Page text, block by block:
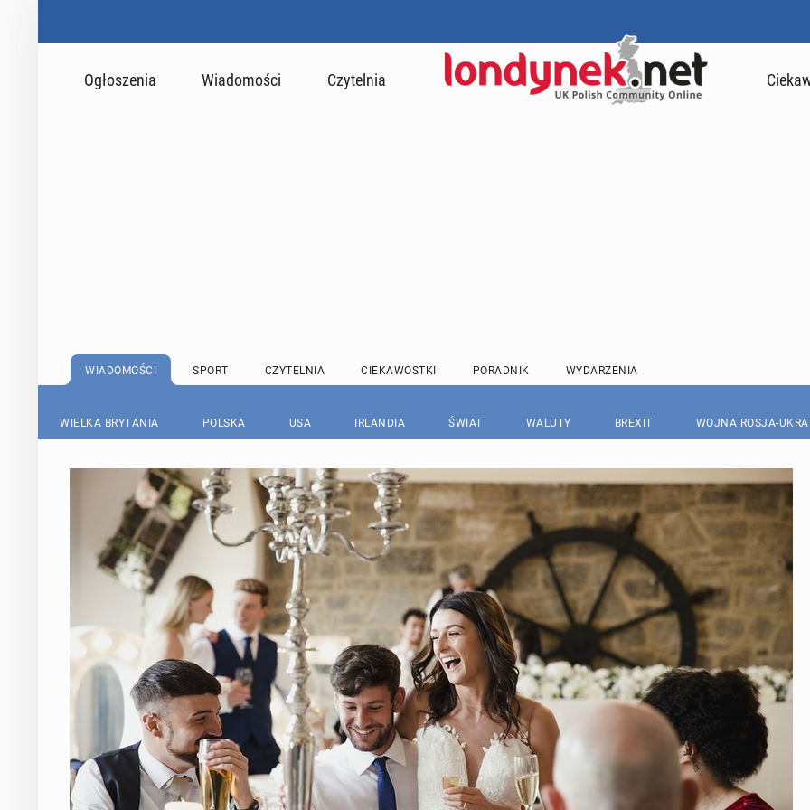
Ogłoszenia Wiadomości Czytelnia
WIADOMOŚCI SPORT CZYTELNIA CIEKAWOSTKI PORADNIK WYDARZENIA
WIELKA BRYTANIA POLSKA USA IRLANDIA ŚWIAT WALUTY BREXIT WOJNA ROSJA-